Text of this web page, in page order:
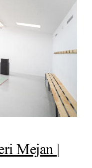
Mejan |